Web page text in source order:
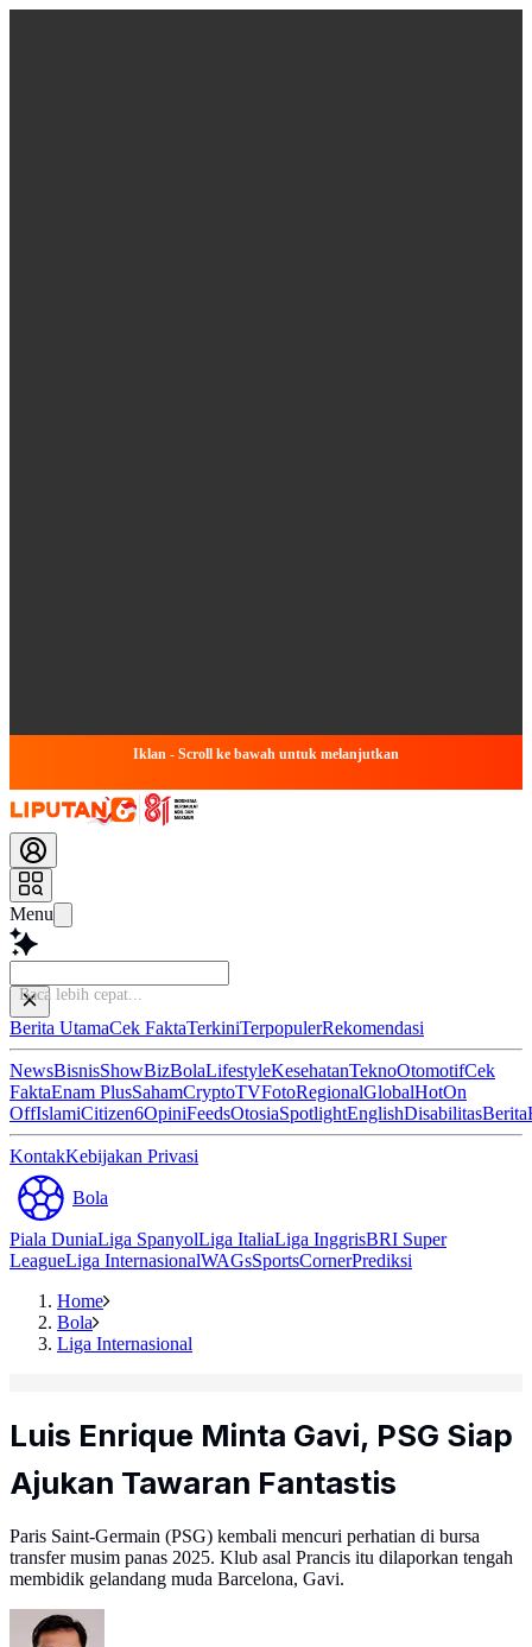
Iklan - Scroll ke bawah untuk melanjutkan
Menu
Sim
Berita UtamaCek FaktaTerkiniTerpopulerRekomendasi
NewsBisnisShowBizBolaLifestyleKesehatanTeknoOtomotifCek
FaktaEnam PlusSahamCryptoTVFotoRegionalGlobalHotOn
OffIslamiCitizen6OpiniFeedsOtosiaSpotlightEnglishDisabilitasBerita
KontakKebijakan Privasi
Bola
Piala DuniaLiga SpanyolLiga ItaliaLiga InggrisBRI Super
LeagueLiga InternasionalWAGsSportsCornerPrediksi
Home
Bola
Liga Internasional
Luis Enrique Minta Gavi, PSG Siap
Ajukan Tawaran Fantastis
Paris Saint-Germain (PSG) kembali mencuri perhatian di bursa
transfer musim panas 2025. Klub asal Prancis itu dilaporkan tengah
membidik gelandang muda Barcelona, Gavi.